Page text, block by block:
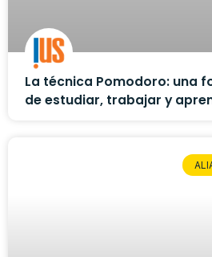
La técnica Pomodoro: una
de estudiar, trabajar y